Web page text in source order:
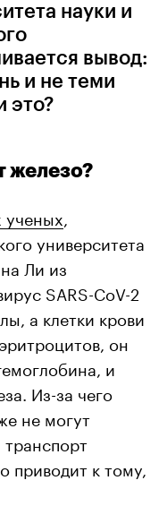
науки и
вывод:
и не теми
это?
железо?
ученых
университета
Ли из
SARS-CoV-2
а клетки крови
он
и
Из-за чего
не могут
приводит к тому,